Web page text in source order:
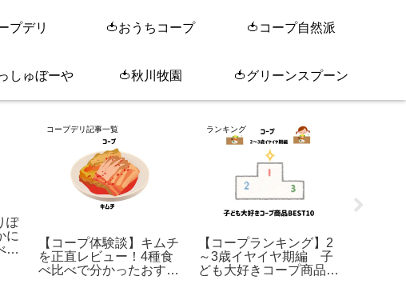
プデリ 🍅おうちコープ 🍅コープ自然派
しゅぼーや 🍅秋川牧園 🍅グリーンスプーン
ぽ
に
つ
コープデリ記事一覧
【コープ体験談】キムチ
を正直レビュー！4種食
べ比べで分かったおすす
ランキング
【コープランキング】2
～3歳イヤイヤ期編 子
ども大好きコープ商品